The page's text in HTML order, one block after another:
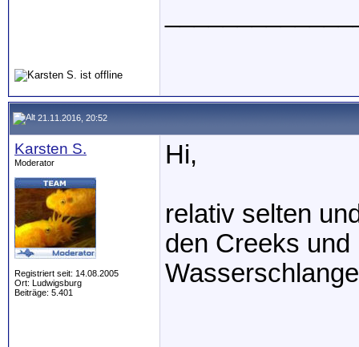
21.11.2016, 20:52
Karsten S.
Moderator
Registriert seit: 14.08.2005
Ort: Ludwigsburg
Beiträge: 5.401
Hi,
relativ selten
den Creeks